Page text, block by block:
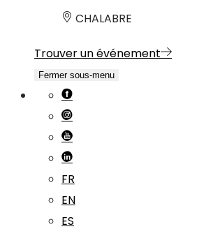
CHALABRE
Trouver un événement
Fermer sous-menu
FR
EN
ES